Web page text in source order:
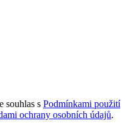
souhlas s Podmínkami použití
ochrany osobních údajů.